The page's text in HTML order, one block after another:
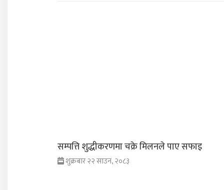
सम्पत्ति शुद्धीकरणमा चक्रे मिलनले पाए सफाइ
शुक्रबार २२ साउन, २०८३